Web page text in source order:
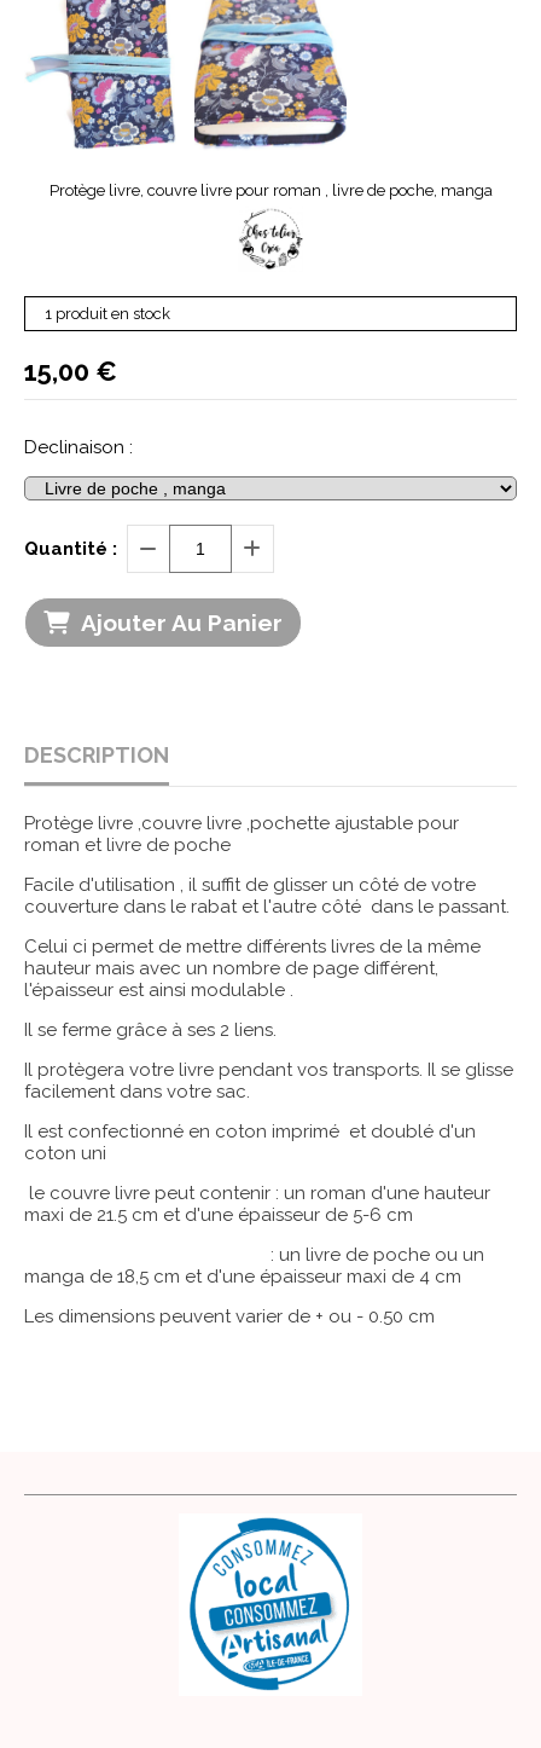
Protège livre, couvre livre pour roman , livre de poche, manga
Declinaison :
1 produit en stock
15,00 €
Quantité :
Ajouter Au Panier
DESCRIPTION
Protège livre ,couvre livre ,pochette ajustable pour
roman et livre de poche
Facile d'utilisation , il suffit de glisser un côté de votre
couverture dans le rabat et l'autre côté dans le passant.
Celui ci permet de mettre différents livres de la même
hauteur mais avec un nombre de page différent,
l'épaisseur est ainsi modulable .
Il se ferme grâce à ses 2 liens.
Il protègera votre livre pendant vos transports. Il se glisse
facilement dans votre sac.
Il est confectionné en coton imprimé et doublé d'un
coton uni
le couvre livre peut contenir : un roman d'une hauteur
maxi de 21.5 cm et d'une épaisseur de 5-6 cm
: un livre de poche ou un
manga de 18,5 cm et d'une épaisseur maxi de 4 cm
Les dimensions peuvent varier de + ou - 0.50 cm